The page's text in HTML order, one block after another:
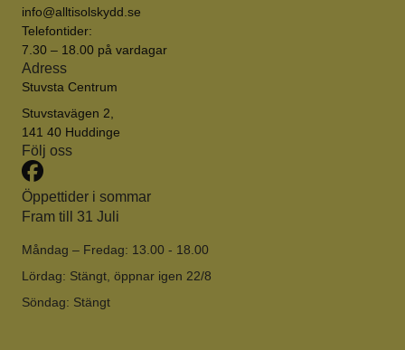
info@alltisolskydd.se
Telefontider:
7.30 – 18.00 på vardagar
Adress
Stuvsta Centrum
Stuvstavägen 2,
​​​​​​​141 40 Huddinge
Följ oss
Öppettider i sommar
Fram till 31 Juli
Måndag – Fredag: 13.00 - 18.00
Lördag: Stängt, öppnar igen 22/8
Söndag: Stängt